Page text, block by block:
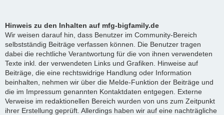
Hinweis zu den Inhalten auf mfg-bigfamily.de
Wir weisen darauf hin, dass Benutzer im Community-Bereich
selbstständig Beiträge verfassen können. Die Benutzer tragen
dabei die rechtliche Verantwortung für die von ihnen verwendeten
Texte inkl. der verwendeten Links und Grafiken. Hinweise auf
Beiträge, die eine rechtswidrige Handlung oder Information
beinhalten, nehmen wir über die Melde-Funktion der Beiträge und
die im Impressum genannten Kontaktdaten entgegen. Externe
Verweise im redaktionellen Bereich wurden von uns zum Zeitpunkt
ihrer Erstellung geprüft. Allerdings haben wir auf eine nachträgliche